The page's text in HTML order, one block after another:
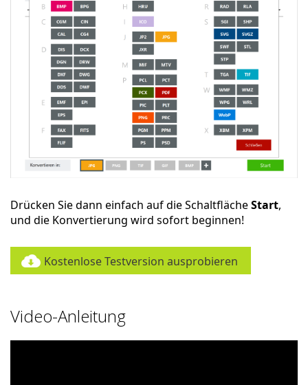
Drücken Sie dann einfach auf die SchaltflächeStart,
und die Konvertierung wird sofort beginnen!
Kostenlose Testversion ausprobieren
Video-Anleitung